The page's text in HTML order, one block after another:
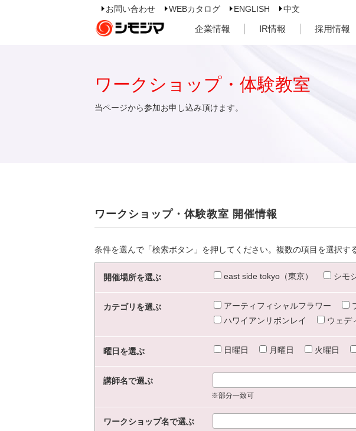
お問い合わせ WEBカタログ ENGLISH 中文
企業情報 IR情報 採用情報
ワークショップ・体験教室
当ページから参加お申し込み頂けます。
ワークショップ・体験教室 開催情報
条件を選んで「検索ボタン」を押してください。複数の項目を選択す
開催場所を選ぶ east side tokyo（東京） シモ
カテゴリを選ぶ アーティフィシャルフラワー
ハワイアンリボンレイ
ウェデ
曜日を選ぶ 日曜日 月曜日 火曜日
講師名で選ぶ
※部分一致可
ワークショップ名で選ぶ